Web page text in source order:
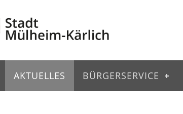
AKTUELLES BÜRGERSERVICE